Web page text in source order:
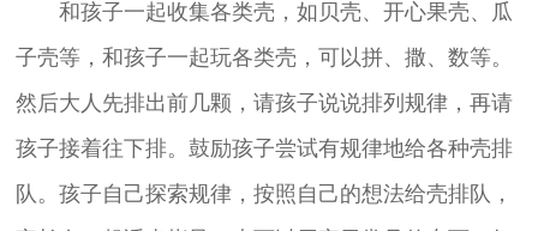
和孩子一起收集各类壳，如贝壳、开心果壳、瓜
子壳等，和孩子一起玩各类壳，可以拼、撒、数等。
然后大人先排出前几颗，请孩子说说排列规律，再请
孩子接着往下排。鼓励孩子尝试有规律地给各种壳排
队。孩子自己探索规律，按照自己的想法给壳排队，